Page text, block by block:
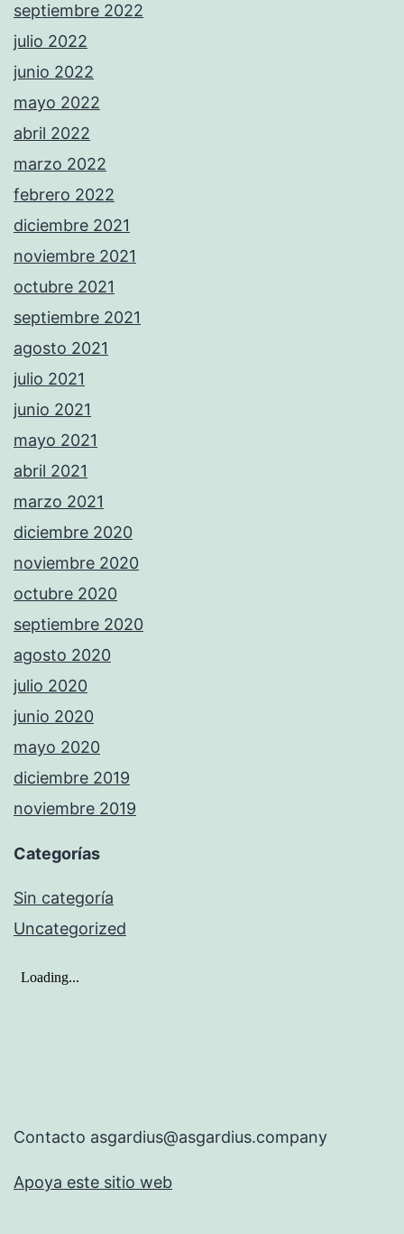
septiembre 2022
julio 2022
junio 2022
mayo 2022
abril 2022
marzo 2022
febrero 2022
diciembre 2021
noviembre 2021
octubre 2021
septiembre 2021
agosto 2021
julio 2021
junio 2021
mayo 2021
abril 2021
marzo 2021
diciembre 2020
noviembre 2020
octubre 2020
septiembre 2020
agosto 2020
julio 2020
junio 2020
mayo 2020
diciembre 2019
noviembre 2019
Categorías
Sin categoría
Uncategorized
Contacto asgardius@asgardius.company
Apoya este sitio web